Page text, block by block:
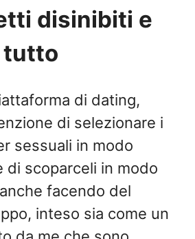
disinibiti e
tutto
di dating,
di selezionare i
sessuali in modo
di scoparceli in modo
facendo del
inteso sia come un